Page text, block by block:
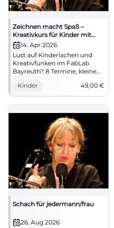
Zeichnen macht Spaß –
Kreativkurs für Kinder mit
Johanna (8 - 11 Jahre | 8
Termine)
14. Apr 2026
Lust auf Kinderlachen und
Kreativfunken im FabLab
Bayreuth? 8 Termine, kleine
Start 14.04.2026, 49 €.
Sichtbarer Lernfortschritt und
Vernissage. Jetzt anmelden!
#Familienzeit
Kinder 49,00 €
Schach für jedermann/frau
26. Aug 2026